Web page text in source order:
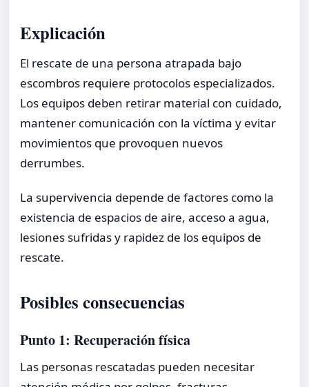
Explicación
El rescate de una persona atrapada bajo
escombros requiere protocolos especializados.
Los equipos deben retirar material con cuidado,
mantener comunicación con la víctima y evitar
movimientos que provoquen nuevos
derrumbes.
La supervivencia depende de factores como la
existencia de espacios de aire, acceso a agua,
lesiones sufridas y rapidez de los equipos de
rescate.
Posibles consecuencias
Punto 1: Recuperación física
Las personas rescatadas pueden necesitar